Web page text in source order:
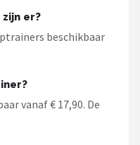
er?
beschikbaar
vanaf € 17,90. De